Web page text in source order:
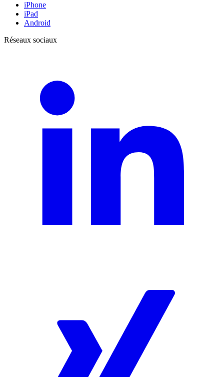
iPhone
iPad
Android
Réseaux sociaux